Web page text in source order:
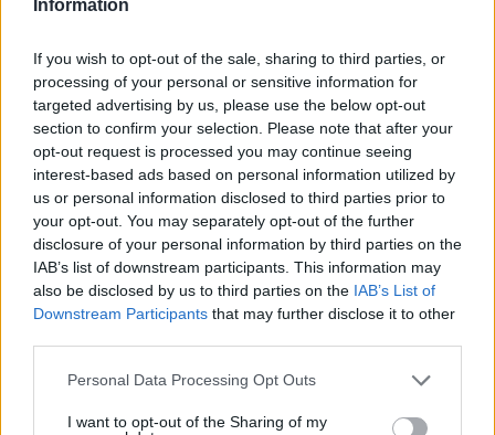
Information
If you wish to opt-out of the sale, sharing to third parties, or
processing of your personal or sensitive information for
targeted advertising by us, please use the below opt-out
section to confirm your selection. Please note that after your
opt-out request is processed you may continue seeing
interest-based ads based on personal information utilized by
us or personal information disclosed to third parties prior to
your opt-out. You may separately opt-out of the further
disclosure of your personal information by third parties on the
IAB’s list of downstream participants. This information may
also be disclosed by us to third parties on the IAB’s List of
Downstream Participants that may further disclose it to other
Please note that this website/app uses one or more Google
not limited to your visit or usage behaviour. You may click to
Personal Data Processing Opt Outs
I want to opt-out of the Sharing of my